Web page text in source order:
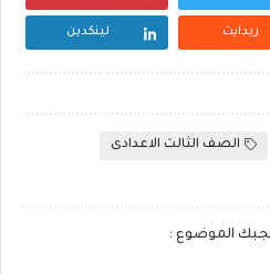
ريدايت لينكدين
الصف الثالث الاعدادى
الموضوع :